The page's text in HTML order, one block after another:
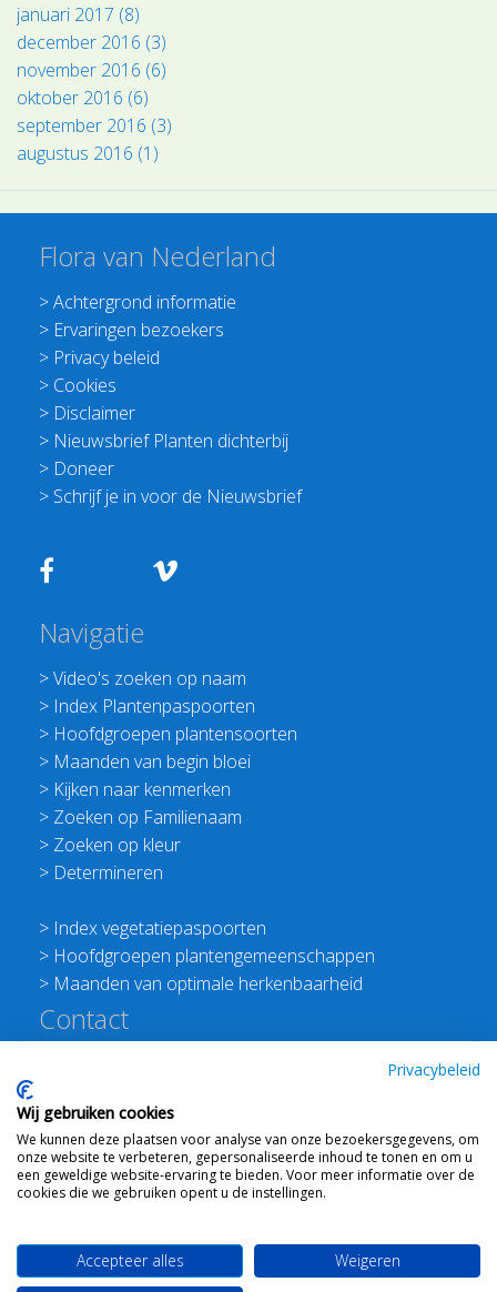
januari 2017 (8)
december 2016 (3)
november 2016 (6)
oktober 2016 (6)
september 2016 (3)
augustus 2016 (1)
Flora van Nederland
>Achtergrond informatie
> Ervaringen bezoekers
> Privacy beleid
> Cookies
> Disclaimer
> Nieuwsbrief Planten dichterbij
> Doneer
> Schrijf je in voor de Nieuwsbrief
Navigatie
>Video's zoeken op naam
> Index Plantenpaspoorten
> Hoofdgroepen plantensoorten
> Maanden van begin bloei
> Kijken naar kenmerken
> Zoeken op Familienaam
> Zoeken op kleur
> Determineren
> Index vegetatiepaspoorten
> Hoofdgroepen plantengemeenschappen
> Maanden van optimale herkenbaarheid
Contact
E:info@floravannederland.nl
Plein 1992 70F 6221JP Maastricht
T: 06 41237586
KVK: 76114821 btw: NL860512289B01
Privacybeleid
Wij gebruiken cookies
We kunnen deze plaatsen voor analyse van onze bezoekersgegevens, om
onze website te verbeteren, gepersonaliseerde inhoud te tonen en om u
een geweldige website-ervaring te bieden. Voor meer informatie over de
cookies die we gebruiken opent u de instellingen.
Accepteer alles Weigeren